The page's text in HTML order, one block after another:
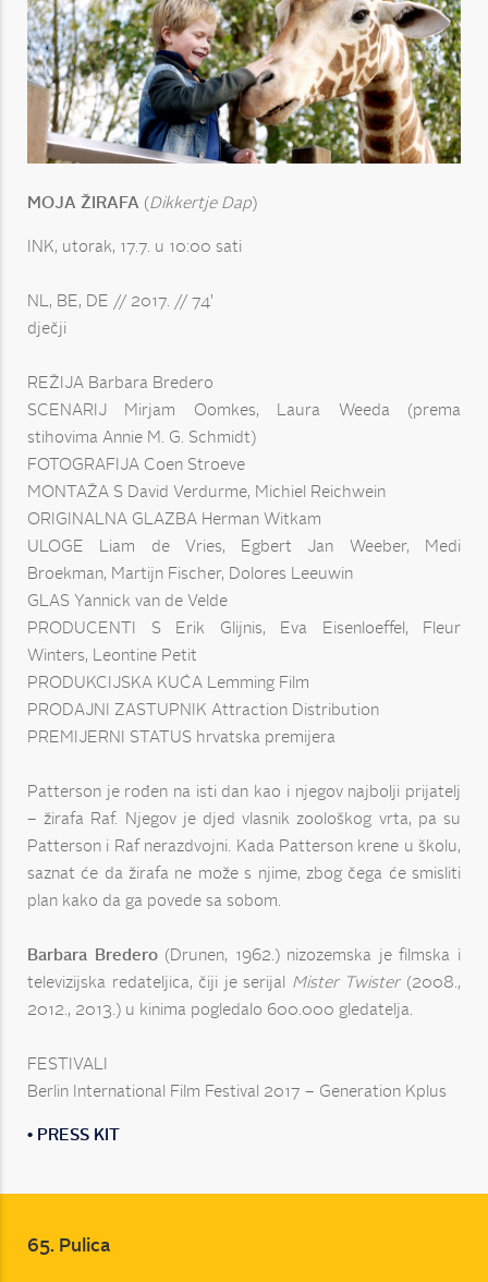
MOJA ŽIRAFA (Dikkertje Dap)
INK, utorak, 17.7. u 10:00 sati
NL, BE, DE // 2017. // 74'
dječji
REŽIJA Barbara Bredero
SCENARIJ Mirjam Oomkes, Laura Weeda (prema
stihovima Annie M. G. Schmidt)
FOTOGRAFIJA Coen Stroeve
MONTAŽA S David Verdurme, Michiel Reichwein
ORIGINALNA GLAZBA Herman Witkam
ULOGE Liam de Vries, Egbert Jan Weeber, Medi
Broekman, Martijn Fischer, Dolores Leeuwin
GLAS Yannick van de Velde
PRODUCENTI S Erik Glijnis, Eva Eisenloeffel, Fleur
Winters, Leontine Petit
PRODUKCIJSKA KUĆA Lemming Film
PRODAJNI ZASTUPNIK Attraction Distribution
PREMIJERNI STATUS hrvatska premijera
Patterson je rođen na isti dan kao i njegov najbolji prijatelj
– žirafa Raf. Njegov je djed vlasnik zoološkog vrta, pa su
Patterson i Raf nerazdvojni. Kada Patterson krene u školu,
saznat će da žirafa ne može s njime, zbog čega će smisliti
plan kako da ga povede sa sobom.
Barbara Bredero(Drunen, 1962.) nizozemska je filmska i
televizijska redateljica, čiji je serijal Mister Twister(2008.,
2012., 2013.) u kinima pogledalo 600.000 gledatelja.
FESTIVALI
Berlin International Film Festival 2017 – Generation Kplus
• PRESS KIT
65. Pulica